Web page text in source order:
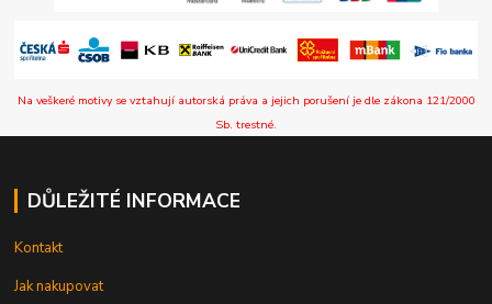
Na veškeré motivy se vztahují autorská práva a jejich porušení je dle zákona 121/2000
Sb. trestné.
DŮLEŽITÉ INFORMACE
Kontakt
Jak nakupovat